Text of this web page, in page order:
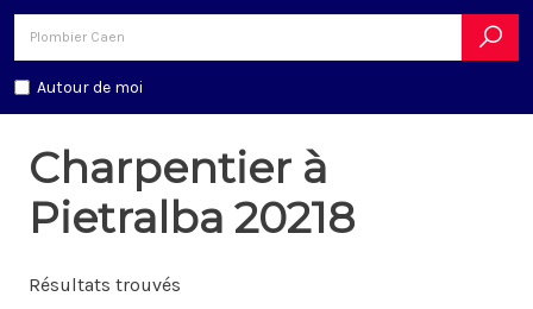
Autour de moi
Charpentier à
Pietralba 20218
Résultats trouvés